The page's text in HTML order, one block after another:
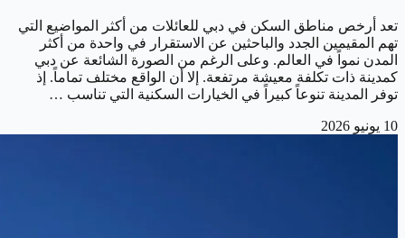
تعد أرخص مناطق السكن في دبي للعائلات من أكثر المواضيع التي
تهم المقيمين الجدد والباحثين عن الاستقرار في واحدة من أكثر
المدن نمواً في العالم. وعلى الرغم من الصورة الشائعة عن دبي
كمدينة ذات تكلفة معيشة مرتفعة. إلا أن الواقع مختلف تماماً. إذ
توفر المدينة تنوعاً كبيراً في الخيارات السكنية التي تناسب …
10 يونيو 2026